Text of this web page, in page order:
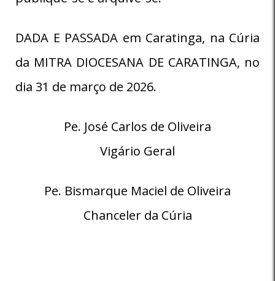
DADA E PASSADA em Caratinga, na Cúria
da MITRA DIOCESANA DE CARATINGA, no
dia 31 de março de 2026.
Pe. José Carlos de Oliveira
Vigário Geral
Pe. Bismarque Maciel de Oliveira
Chanceler da Cúria